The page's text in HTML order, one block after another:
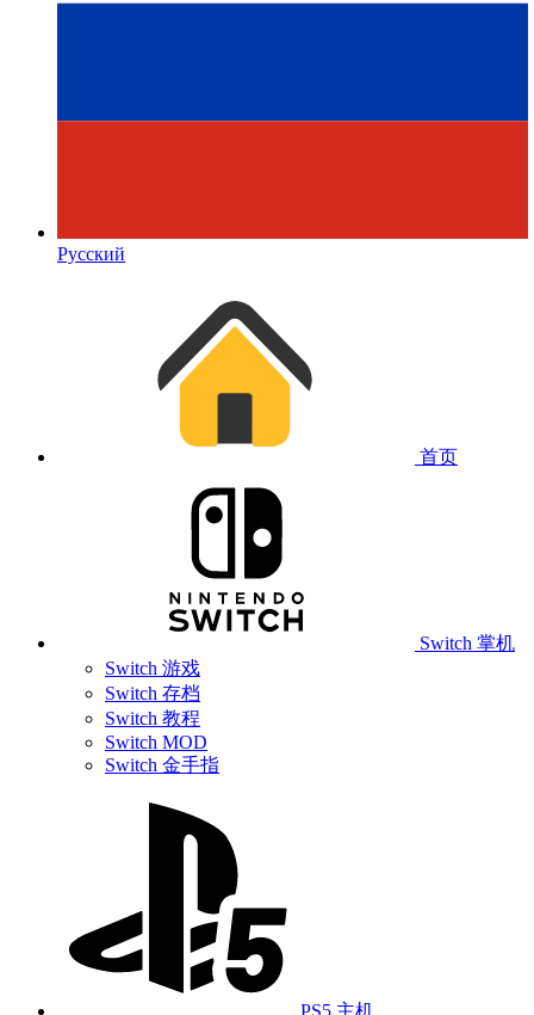
Русский
首页
Switch 掌机
Switch 游戏
Switch 存档
Switch 教程
Switch MOD
Switch 金手指